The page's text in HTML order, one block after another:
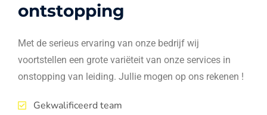
ontstopping
Met de serieus ervaring van onze bedrijf wij
voortstellen een grote variëteit van onze services in
onstopping van leiding. Jullie mogen op ons rekenen !
Gekwalificeerd team